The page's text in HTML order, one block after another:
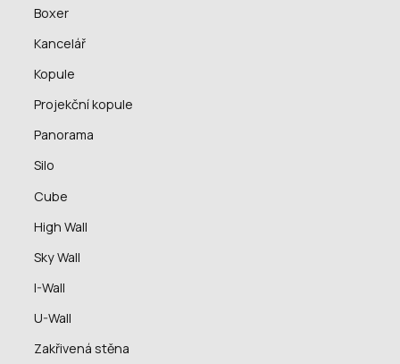
Boxer
Kancelář
Kopule
Projekční kopule
Panorama
Silo
Cube
High Wall
Sky Wall
I-Wall
U-Wall
Zakřivená stěna